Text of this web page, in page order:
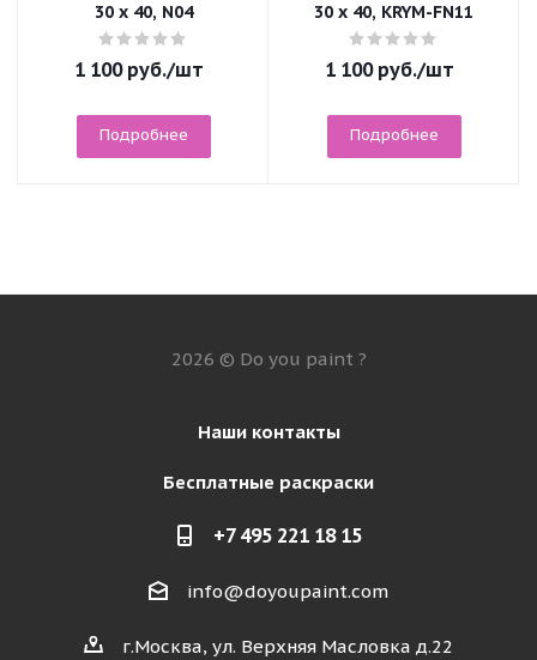
30 x 40, N04
1 100руб./шт
Подробнее
30 x 40, KRYM-FN11
1 100руб./шт
Подробнее
2026 © Do you paint ?
Наши контакты
Бесплатные раскраски
+7 495 221 18 15
info@doyoupaint.com
г.Москва, ул. Верхняя Масловка д.22